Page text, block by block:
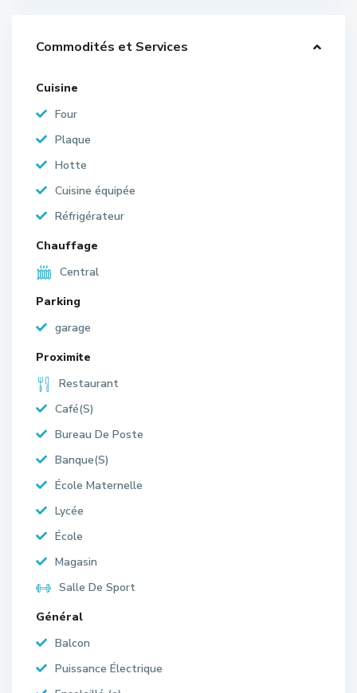
Commodités et Services
Cuisine
Four
Plaque
Hotte
Cuisine équipée
Réfrigérateur
Chauffage
Central
Parking
garage
Proximite
Restaurant
Café(S)
Bureau De Poste
Banque(S)
École Maternelle
Lycée
École
Magasin
Salle De Sport
Général
Balcon
Puissance Électrique